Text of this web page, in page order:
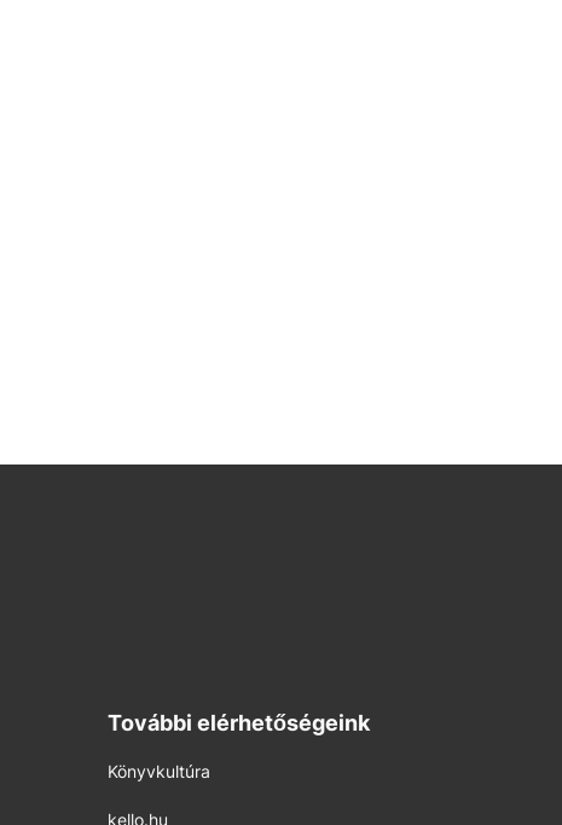
További elérhetőségeink
Könyvkultúra
kello.hu